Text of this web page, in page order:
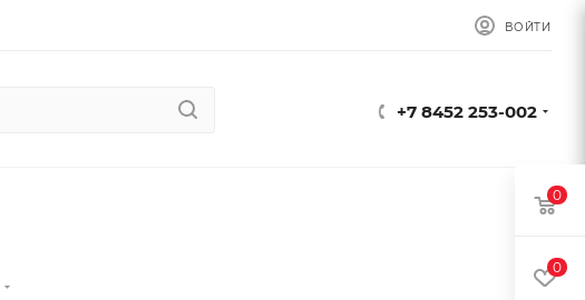
ВОЙТИ
+7 8452 253-002
0
0